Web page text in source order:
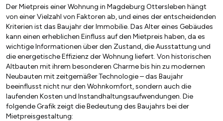
Der Mietpreis einer Wohnung in Magdeburg Ottersleben hängt
von einer Vielzahl von Faktoren ab, und eines der entscheidenden
Kriterien ist das Baujahr der Immobilie. Das Alter eines Gebäudes
kann einen erheblichen Einfluss auf den Mietpreis haben, da es
wichtige Informationen über den Zustand, die Ausstattung und
die energetische Effizienz der Wohnung liefert. Von historischen
Altbauten mit ihrem besonderen Charme bis hin zu modernen
Neubauten mit zeitgemäßer Technologie – das Baujahr
beeinflusst nicht nur den Wohnkomfort, sondern auch die
laufenden Kosten und Instandhaltungsaufwendungen. Die
folgende Grafik zeigt die Bedeutung des Baujahrs bei der
Mietpreisgestaltung: